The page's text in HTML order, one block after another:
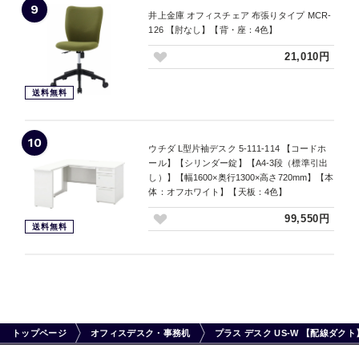
9
送料無料
井上金庫 オフィスチェア 布張りタイプ MCR-
126 【肘なし】【背・座：4色】
21,010円
10
送料無料
ウチダ L型片袖デスク 5-111-114 【コードホ
ール】【シリンダー錠】【A4-3段（標準引出
し）】【幅1600×奥行1300×高さ720mm】【本
体：オフホワイト】【天板：4色】
99,550円
トップページ オフィスデスク・事務机 プラス デスク US-W 【配線ダク